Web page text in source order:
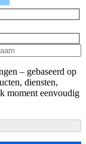
– gebaseerd op
diensten,
moment eenvoudig